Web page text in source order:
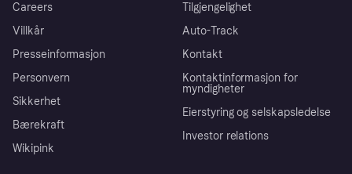
Careers
Villkår
Presseinformasjon
Personvern
Sikkerhet
Bærekraft
Wikipink
Tilgjengelighet
Auto-Track
Kontakt
Kontaktinformasjon for
myndigheter
Eierstyring og selskapsledelse
Investor relations